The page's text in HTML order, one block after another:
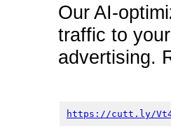
Our AI-
traffic to
advertising.
https://cutt.ly/